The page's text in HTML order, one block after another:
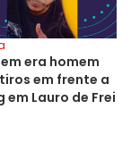
era homem
em frente a
em Lauro de